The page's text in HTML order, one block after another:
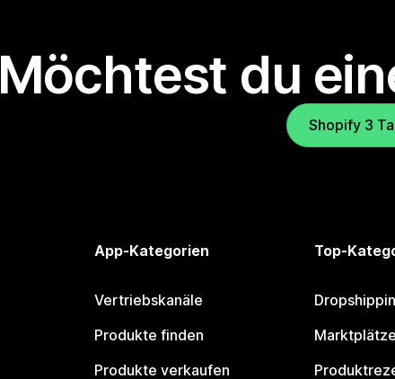
Möchtest du
Shopify 3
App-Kategorien
Vertriebskanäle
Produkte finden
Produkte verkaufen
Top-
Marktplätze